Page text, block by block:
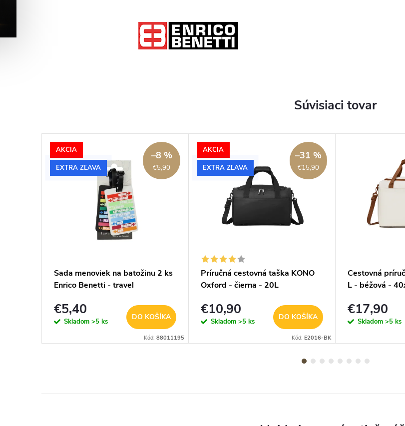
Súvisiaci tovar
AKCIA
EXTRA ZĽAVA
€5,90
–8 %
Sada menoviek na batožinu 2 ks
Enrico Benetti - travel
€5,40
Skladom >5 ks
DO KOŠÍKA
Kód: 88011195
AKCIA
EXTRA ZĽAVA
€15,90
–31 %
Príručná cestovná taška KONO
Oxford - čierna - 20L
€10,90
Skladom >5 ks
DO KOŠÍKA
Kód: E2016-BK
Cestovná
L - béžová -
€17,90
Skladom >5 ks